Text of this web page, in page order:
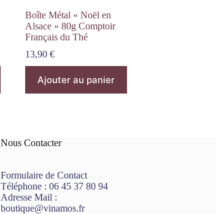
Boîte Métal « Noël en
Alsace » 80g Comptoir
Français du Thé
13,90€
Ajouter au panier
Nous Contacter
Formulaire de Contact
Téléphone :06 45 37 80 94
Adresse Mail :
boutique@vinamos.fr